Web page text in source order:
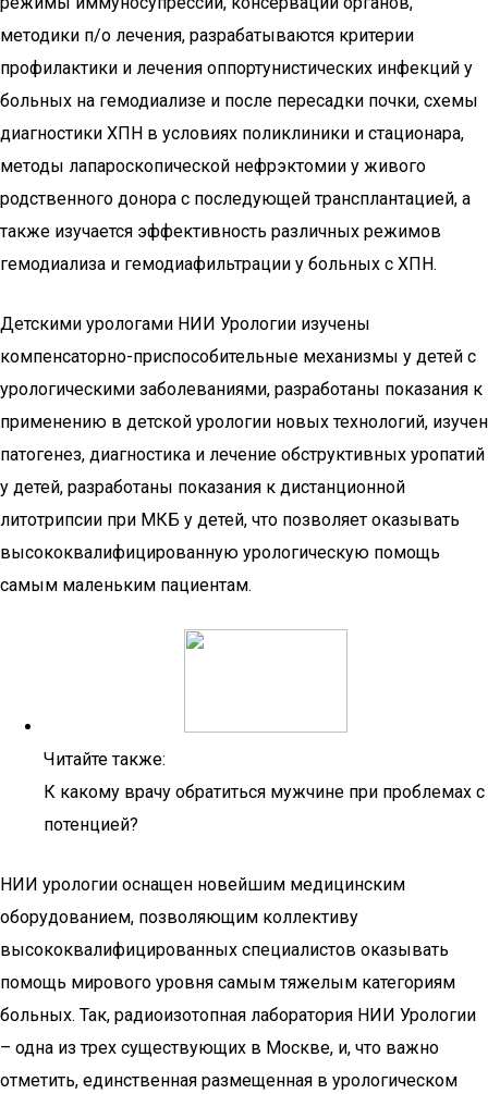
методики п/о лечения, разрабатываются критерии
профилактики и лечения оппортунистических инфекций у
больных на гемодиализе и после пересадки почки, схемы
диагностики ХПН в условиях поликлиники и стационара,
методы лапароскопической нефрэктомии у живого
родственного донора с последующей трансплантацией, а
также изучается эффективность различных режимов
гемодиализа и гемодиафильтрации у больных с ХПН.
Детскими урологами НИИ Урологии изучены
компенсаторно-приспособительные механизмы у детей с
урологическими заболеваниями, разработаны показания к
применению в детской урологии новых технологий, изучен
патогенез, диагностика и лечение обструктивных уропатий
у детей, разработаны показания к дистанционной
литотрипсии при МКБ у детей, что позволяет оказывать
высококвалифицированную урологическую помощь
самым маленьким пациентам.
Читайте также:
К какому врачу обратиться мужчине при проблемах с
потенцией?
НИИ урологии оснащен новейшим медицинским
оборудованием, позволяющим коллективу
высококвалифицированных специалистов оказывать
помощь мирового уровня самым тяжелым категориям
больных. Так, радиоизотопная лаборатория НИИ Урологии
– одна из трех существующих в Москве, и, что важно
отметить, единственная размещенная в урологическом